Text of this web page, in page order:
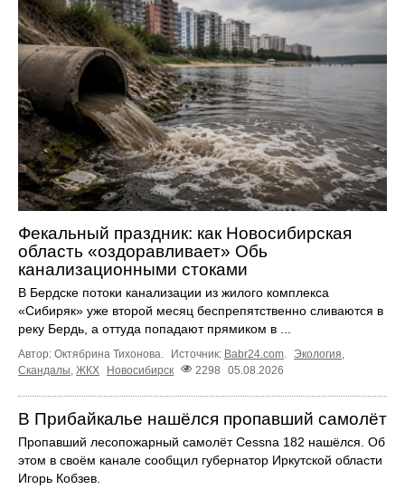
Фекальный праздник: как Новосибирская
область «оздоравливает» Обь
канализационными стоками
В Бердске потоки канализации из жилого комплекса
«Сибиряк» уже второй месяц беспрепятственно сливаются в
реку Бердь, а оттуда попадают прямиком в ...
Автор: Октябрина Тихонова. Источник: Babr24.com. Экология,
Скандалы ЖКХ Новосибирск 2298 05.08.2026
В Прибайкалье нашёлся пропавший самолёт
Пропавший лесопожарный самолёт Cessna 182 нашёлся. Об
этом в своём канале сообщил губернатор Иркутской области
Игорь Кобзев.